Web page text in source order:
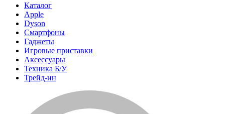
Каталог
Apple
Dyson
Смартфоны
Гаджеты
Игровые приставки
Аксессуары
Техника Б/У
Трейд-ин